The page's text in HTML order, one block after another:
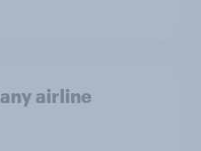
airline